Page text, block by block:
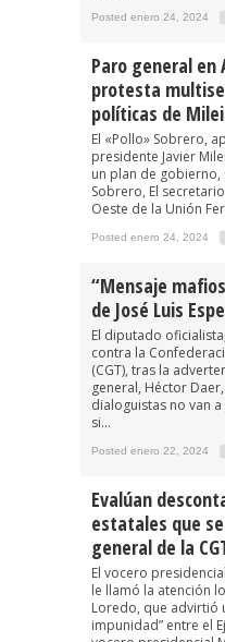
Posted enero 24, 2024
Paro general en
protesta
políticas de Milei
El «Pollo» Sobrero,
presidente Javier
un plan de gobierno,
Sobrero, El
Oeste de la Unión
Posted enero 24, 2024
“Mensaje
de José Luis
El diputado
contra la
(CGT), tras la
general, Héctor
dialoguistas no van
si...
Posted enero 22, 2024
Evalúan
estatales que
general de la
El vocero
le llamó la atención
Loredo, que advirtió
impunidad” entre el